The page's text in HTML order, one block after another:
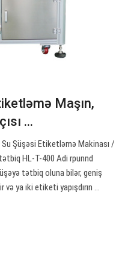
Maşın,
...
Şüşəsi Etiketləmə Makinası /
HL-T-400 Adi rpunnd
tətbiq oluna bilər, geniş
ya iki etiketi yapışdırın ...